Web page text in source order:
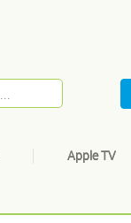
Apple TV